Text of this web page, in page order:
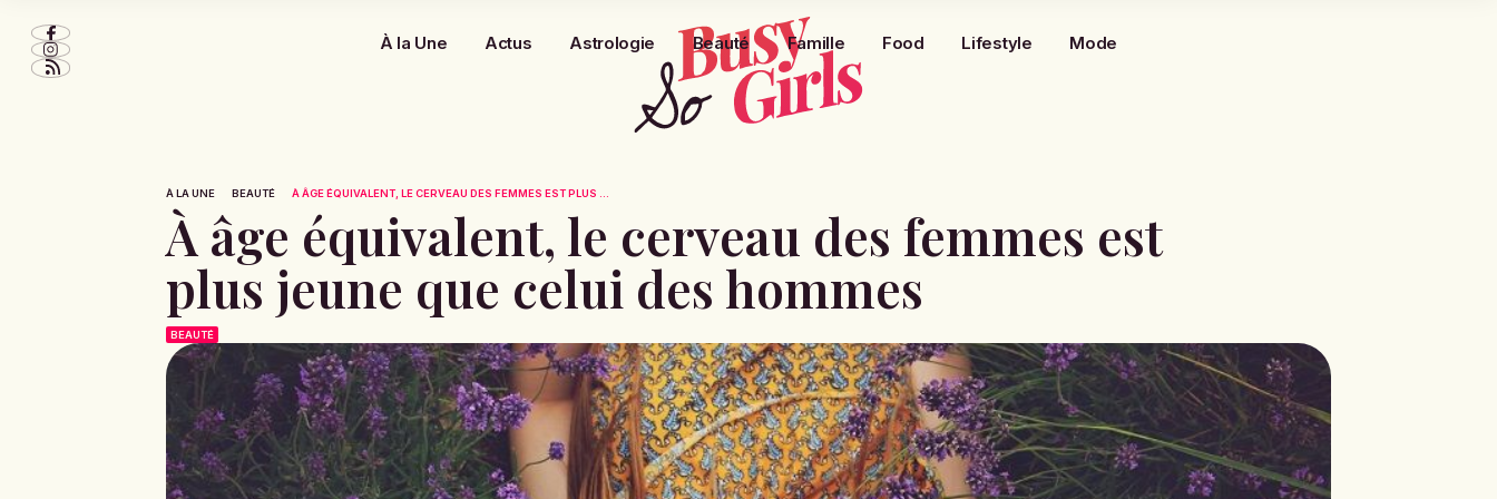
À la Une Actus Astrologie Beauté Famille Food Lifestyle Mode
À LA UNE BEAUTÉ À ÂGE ÉQUIVALENT, LE CERVEAU DES FEMMES EST PLUS ...
À âge équivalent, le cerveau des femmes est
plus jeune que celui des hommes
BEAUTÉ